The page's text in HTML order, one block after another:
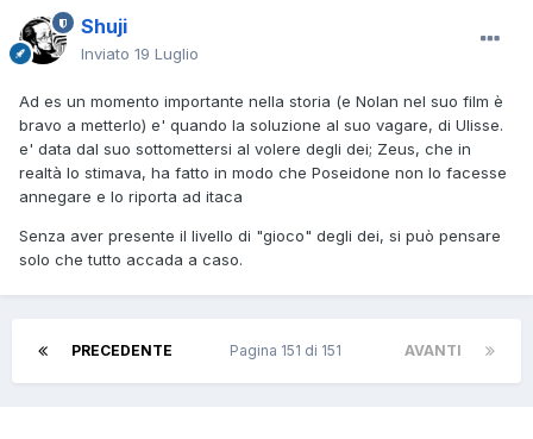
Shuji
Inviato 19 Luglio
Ad es un momento importante nella storia (e Nolan nel suo film è
bravo a metterlo) e' quando la soluzione al suo vagare, di Ulisse.
e' data dal suo sottomettersi al volere degli dei; Zeus, che in
realtà lo stimava, ha fatto in modo che Poseidone non lo facesse
annegare e lo riporta ad itaca
Senza aver presente il livello di "gioco" degli dei, si può pensare
solo che tutto accada a caso.
PRECEDENTE AVANTI
Pagina 151 di 151